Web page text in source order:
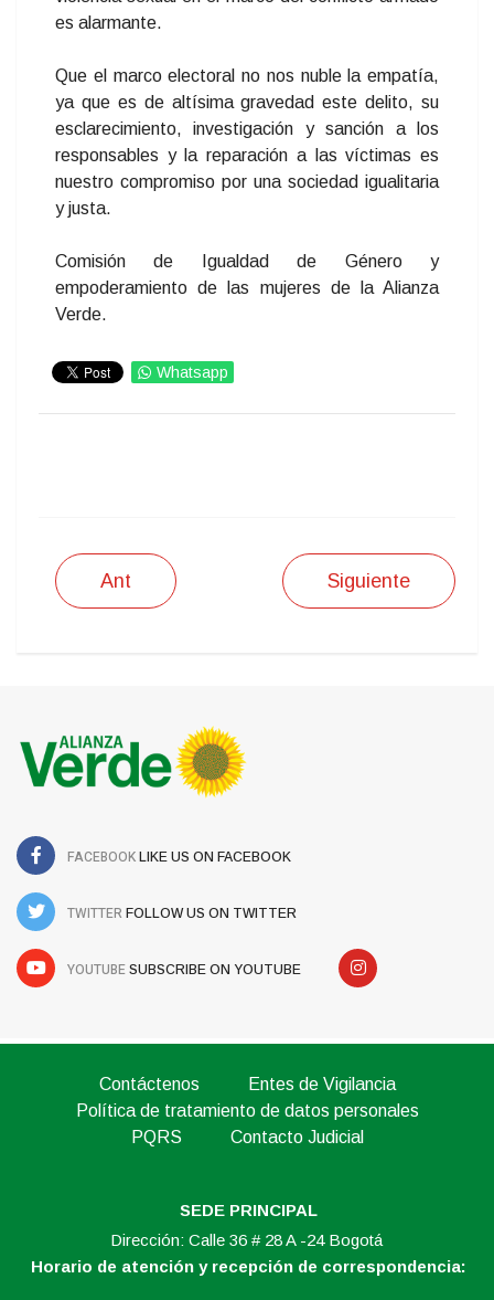
es alarmante.
Que el marco electoral no nos nuble la empatía,
ya que es de altísima gravedad este delito, su
esclarecimiento, investigación y sanción a los
responsables y la reparación a las víctimas es
nuestro compromiso por una sociedad igualitaria
y justa.
Comisión de Igualdad de Género y
empoderamiento de las mujeres de la Alianza
Verde.
Whatsapp
Ant Siguiente
FACEBOOK LIKE US ON FACEBOOK
TWITTER FOLLOW US ON TWITTER
YOUTUBE SUBSCRIBE ON YOUTUBE
Contáctenos
Entes de Vigilancia
Política de tratamiento de datos personales
PQRS
Contacto Judicial
SEDE PRINCIPAL
Dirección: Calle 36 # 28 A -24 Bogotá
Horario de atención y recepción de correspondencia: